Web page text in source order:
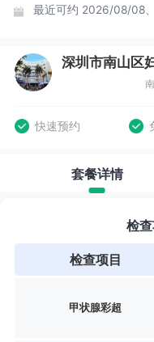
最近可约 2026/08/08
深圳市南山区
快速预约
套餐详情
检
检查项目
甲状腺彩超